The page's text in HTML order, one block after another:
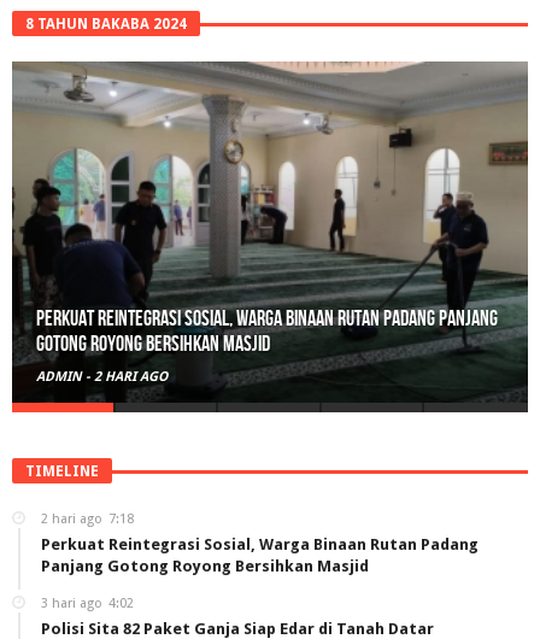
8 TAHUN BAKABA 2024
Perkuat Reintegrasi Sosial, Warga Binaan Rutan Padang Panjang
Gotong Royong Bersihkan Masjid
ADMIN - 2 HARI AGO
TIMELINE
2 hari ago 7:18
Perkuat Reintegrasi Sosial, Warga Binaan Rutan Padang
Panjang Gotong Royong Bersihkan Masjid
3 hari ago 4:02
Polisi Sita 82 Paket Ganja Siap Edar di Tanah Datar